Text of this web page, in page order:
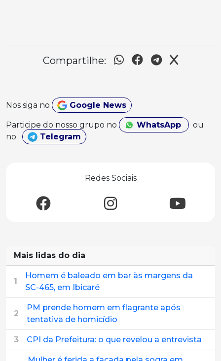
Compartilhe:
Nos siga no Google News
Participe do nosso grupo no WhatsApp
ou
no
Telegram
Redes Sociais
Mais lidas do dia
1
Homem é baleado em bar às margens da
SC-465, em Ibicaré
2
PM prende homem em flagrante após
tentativa de homicídio
3 CPI da Prefeitura: o que revelou a entrevista